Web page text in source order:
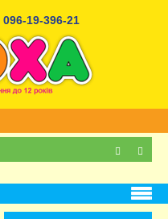
096-19-396-21